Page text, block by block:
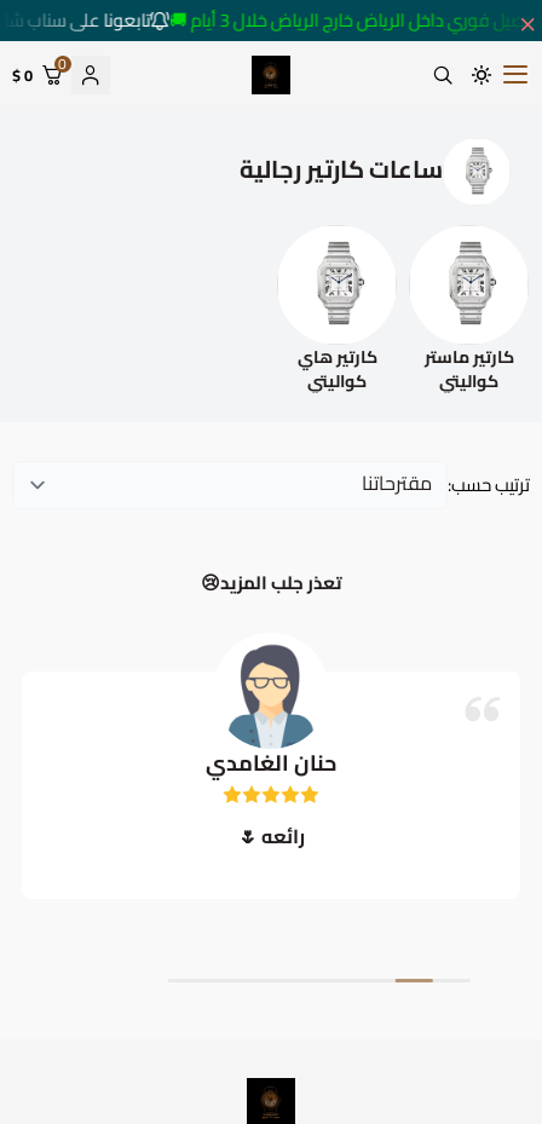
توصيل فوري داخل الرياض خارج الرياض خلال 3 أيام 🚚
تابعونا على سناب
متجر ساعات رومانس
0
0 $
ساعات كارتير رجالية
كارتير ماستر
كواليتي
كارتير هاي
كواليتي
ترتيب حسب:
تعذر جلب المزيد😢
حنان الغامدي
رائعه 🌷